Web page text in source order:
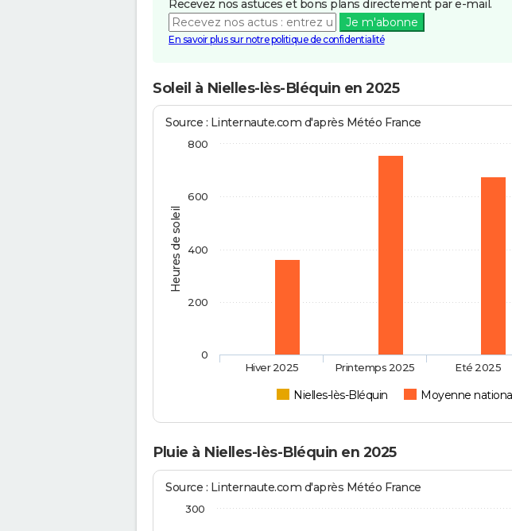
Recevez nos astuces et bons plans directement par e-mail.
Je m'abonne
En savoir plus sur notre politique de confidentialité
Soleil à Nielles-lès-Bléquin en 2025
Heures de soleil
Source : Linternaute.com d'après Météo France
Nielles-lès-Bléquin Moyenne
Hiver 2025 Printemps 2025 Eté 2025
0
200
400
600
800
Pluie à Nielles-lès-Bléquin en 2025
Source : Linternaute.com d'après Météo France
300